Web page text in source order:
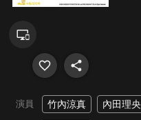
演員 竹內涼真 內田理央